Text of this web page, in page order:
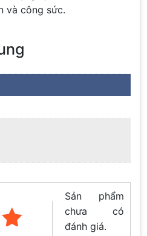
và công sức.
Sản phẩm
chưa có
đánh giá.